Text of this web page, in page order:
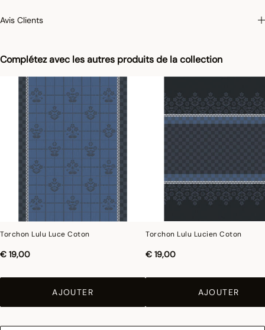
Complétez avec les autres produits de la collection
Torchon Lulu Luce Coton
€ 19,00
AJOUTER
Torchon Lulu Lucien Coton
€ 19,00
AJOUTER
concerne les coul
Avis Clients